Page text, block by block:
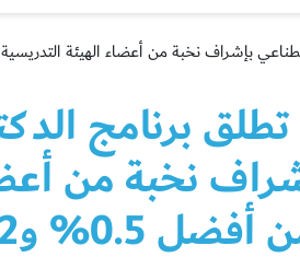
نخبة من أعضاء الهيئة التدريسية المصنَّفين ضمن
برنامج
نخبة من
علماء العالم